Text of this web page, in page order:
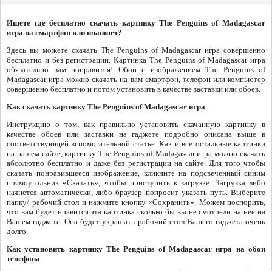
Ищете где бесплатно скачать картинку The Penguins of Madagascar
игра на смартфон или планшет?
Здесь вы можете скачать The Penguins of Madagascar игра совершенно
бесплатно и без регистрации. Картинка The Penguins of Madagascar игра
обязательно вам понравится! Обои с изображением The Penguins of
Madagascar игра можно скачать на вам смартфон, телефон или компьютер
совершенно бесплатно и потом установить в качестве заставки или обоев.
Как скачать картинку The Penguins of Madagascar игра
Инструкцию о том, как правильно установить скачанную картинку в
качестве обоев или заставки на гаджете подробно описана выше в
соответствующей вспомогательной статье. Как и все остальные картинки
на нашем сайте, картинку The Penguins of Madagascar игра можно скачать
абсолютно бесплатно и даже без регистрации на сайте. Для того чтобы
скачать понравившееся изображение, кликните на подсвеченный синим
прямоугольник «Скачать», чтобы приступить к загрузке. Загрузка либо
начнется автоматически, либо браузер попросит указать путь. Выберите
папку/ рабочий стол и нажмите кнопку «Сохранить». Можем поспорить,
что вам будет нравится эта картинка сколько бы вы не смотрели на нее на
Вашем гаджете. Она будет украшать рабочий стол Вашего гаджета очень
долго.
Как установить картинку The Penguins of Madagascar игра на обои
телефона